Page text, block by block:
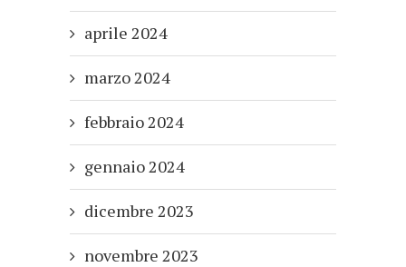
aprile 2024
marzo 2024
febbraio 2024
gennaio 2024
dicembre 2023
novembre 2023